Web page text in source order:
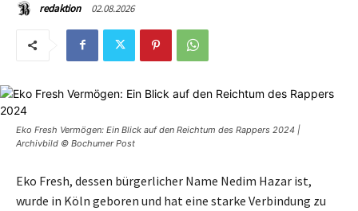
redaktion 02.08.2026
Eko Fresh Vermögen: Ein Blick auf den Reichtum des Rappers 2024 |
Archivbild © Bochumer Post
Eko Fresh, dessen bürgerlicher Name Nedim Hazar ist,
wurde in Köln geboren und hat eine starke Verbindung zu